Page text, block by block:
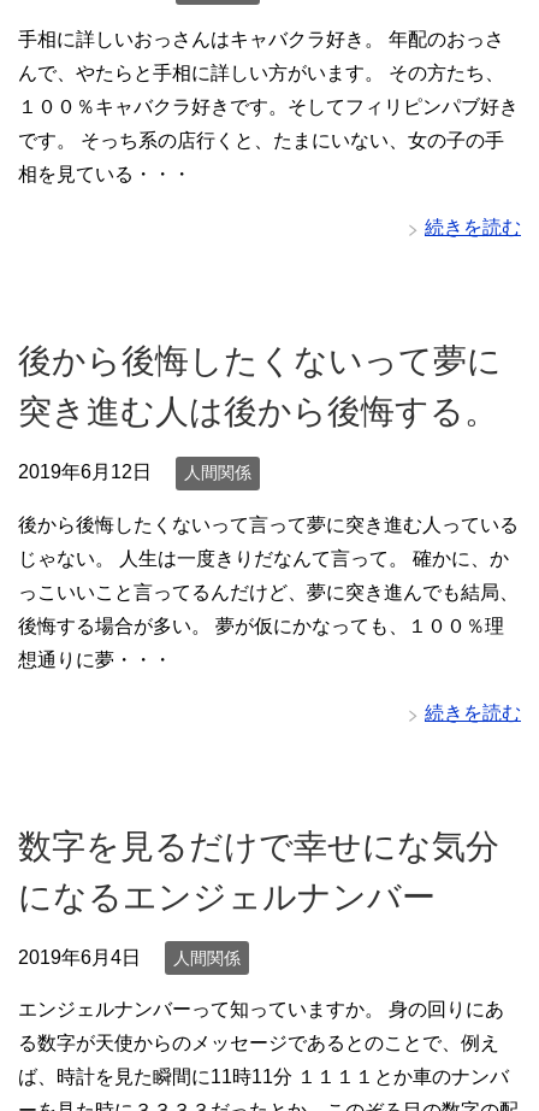
手相に詳しいおっさんはキャバクラ好き。 年配のおっさ
んで、やたらと手相に詳しい方がいます。 その方たち、
１００％キャバクラ好きです。そしてフィリピンパブ好き
です。 そっち系の店行くと、たまにいない、女の子の手
相を見ている・・・
続きを読む
後から後悔したくないって夢に
突き進む人は後から後悔する。
2019年6月12日 人間関係
後から後悔したくないって言って夢に突き進む人っている
じゃない。 人生は一度きりだなんて言って。 確かに、か
っこいいこと言ってるんだけど、夢に突き進んでも結局、
後悔する場合が多い。 夢が仮にかなっても、１００％理
想通りに夢・・・
続きを読む
数字を見るだけで幸せにな気分
になるエンジェルナンバー
2019年6月4日 人間関係
エンジェルナンバーって知っていますか。 身の回りにあ
る数字が天使からのメッセージであるとのことで、例え
ば、時計を見た瞬間に11時11分 １１１１とか車のナンバ